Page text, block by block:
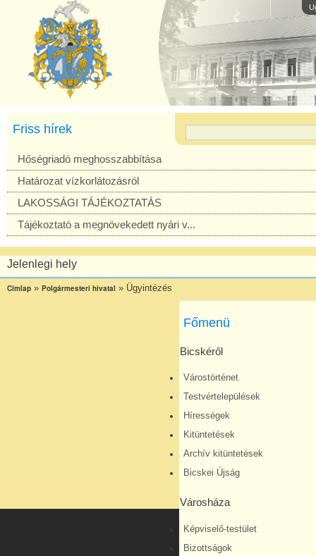
Friss hírek
Hőségriadó meghosszabbítása
Határozat vízkorlátozásról
LAKOSSÁGI TÁJÉKOZTATÁS
Tájékoztató a megnövekedett nyári v...
Jelenlegi hely
Címlap » Polgármesteri hivatal » Ügyintézés
Főmenü
Bicskéről
Várostörténet
Testvértelepülések
Hírességek
Kitüntetések
Archív kitüntetések
Bicskei Újság
Városháza
Képviselő-testület
Bizottságok